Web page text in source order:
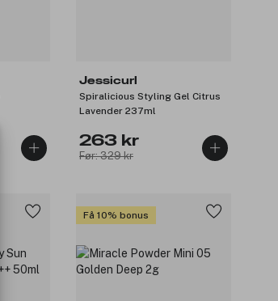
Jessicurl
Spiralicious Styling Gel Citrus
Lavender 237ml
263 kr
Før: 329 kr
Få 10% bonus